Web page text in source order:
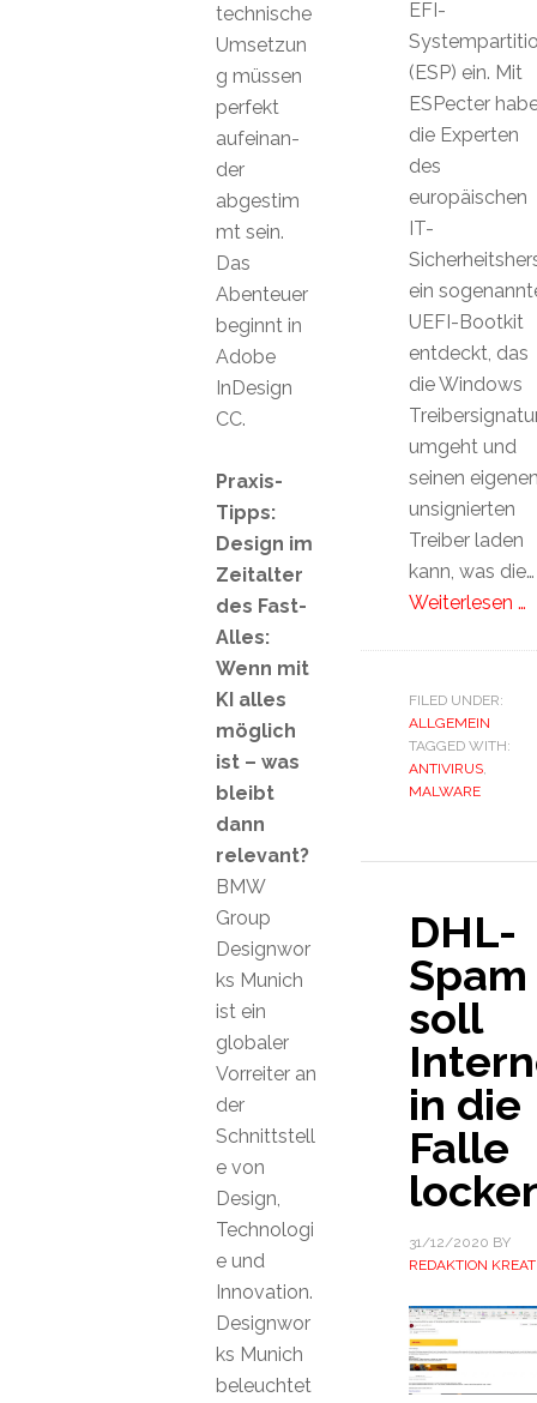
EFI-
(ESP) ein. Mit
ESPecter
die Experten
des
europäischen
IT-
ein
UEFI-Bootkit
entdeckt, das
die Windows
umgeht und
seinen
unsignierten
Treiber laden
kann, was die…
Weiterlesen …
FILED UNDER:
ALLGEMEIN
TAGGED WITH:
ANTIVIRUS,
MALWARE
DHL-
Spam
soll
in die
Falle
31/12/2020 BY
REDAKTION
technische
Umsetzun
g müssen
perfekt
aufeinan-
der
abgestim
mt sein.
Das
Abenteuer
beginnt in
Adobe
InDesign
CC.
Praxis-
Tipps:
Design im
Zeitalter
des Fast-
Alles:
Wenn mit
KI alles
möglich
ist – was
bleibt
dann
relevant?
BMW
Group
Designwor
ks Munich
ist ein
globaler
Vorreiter an
der
Schnittstell
e von
Design,
Technologi
e und
Innovation.
Designwor
ks Munich
beleuchtet